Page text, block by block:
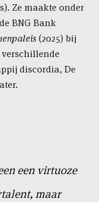
Ze maakte onder
BNG Bank
(2025) bij
discordia, De
een virtuoze
maar